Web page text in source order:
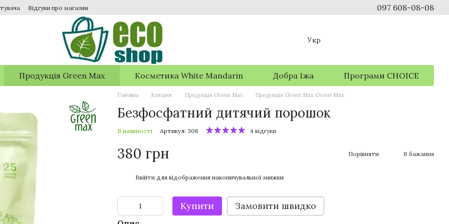
Відгуки про магазин 097 608-08-08
Укр
Продукція Green Max Косметика White Mandarin Добра їжа Програми CHOICE
Головна Каталог Продукція Green Max Продукція Green Max Green Max
Безфосфатний дитячий порошок
В наявності Артикул: 306 4 відгуки
380 грн Порівняти В бажання
Ввійти для відображення накопичувальної знижки
Купити Замовити швидко